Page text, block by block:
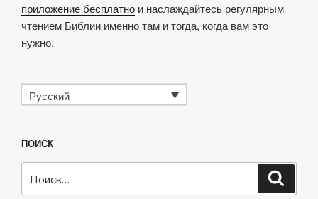
приложение бесплатно и наслаждайтесь регулярным
чтением Библии именно там и тогда, когда вам это
нужно.
Русский
ПОИСК